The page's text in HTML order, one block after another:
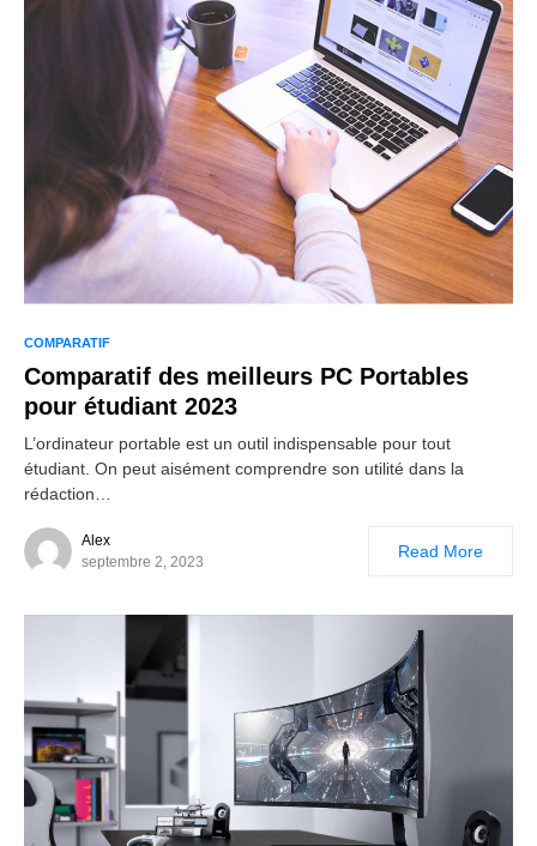
COMPARATIF
Comparatif des meilleurs PC Portables
pour étudiant 2023
L’ordinateur portable est un outil indispensable pour tout
étudiant. On peut aisément comprendre son utilité dans la
rédaction…
Alex
septembre 2, 2023
Read More